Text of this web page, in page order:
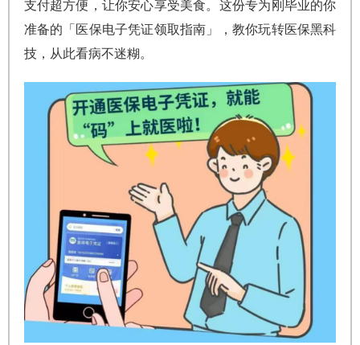
支付超方便，让你安心享受美食。这份专为刚毕业的你
准备的「医保电子凭证领取指南」，教你玩转医保黑科
技，从此看病不迷糊。